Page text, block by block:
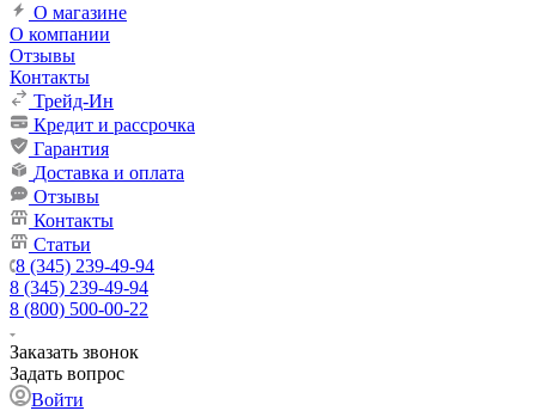
О магазине
О компании
Отзывы
Контакты
Трейд-Ин
Кредит и рассрочка
Гарантия
Доставка и оплата
Отзывы
Контакты
Статьи
8 (345) 239-49-94
8 (345) 239-49-94
8 (800) 500-00-22
Заказать звонок
Задать вопрос
Войти